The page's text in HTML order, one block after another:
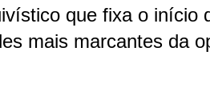
que fixa o início
mais marcantes da